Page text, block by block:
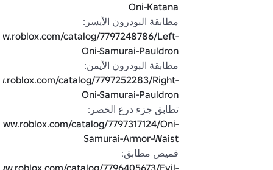
Oni-Katana
مطابقة البودرون الأيسر:
catalog/7797248786/Left-
Oni-Samurai-Pauldron
مطابقة البودرون الأيمن:
catalog/7797252283/Right-
Oni-Samurai-Pauldron
تطابق جزء درع الخصر:
catalog/7797317124/Oni-
Samurai-Armor-Waist
قميص مطابق:
catalog/7796405673/Evil-